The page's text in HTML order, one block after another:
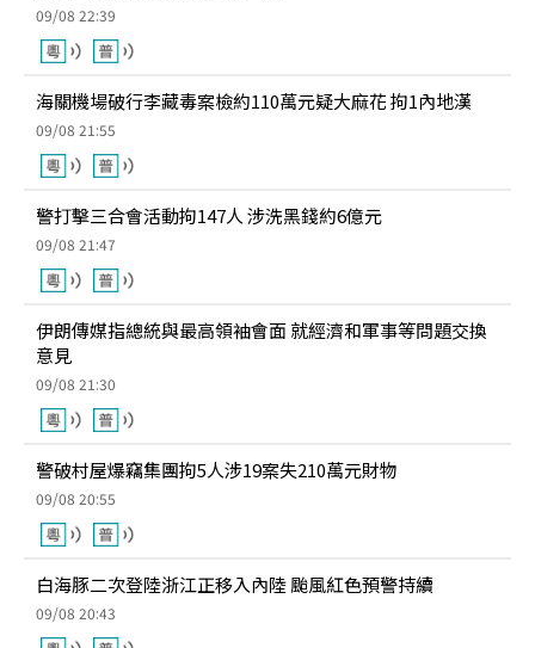
09/08 22:39
海關機場破行李藏毒案檢約110萬元疑大麻花 拘1內地漢
09/08 21:55
警打擊三合會活動拘147人 涉洗黑錢約6億元
09/08 21:47
伊朗傳媒指總統與最高領袖會面 就經濟和軍事等問題交換
意見
09/08 21:30
警破村屋爆竊集團拘5人涉19案失210萬元財物
09/08 20:55
白海豚二次登陸浙江正移入內陸 颱風紅色預警持續
09/08 20:43